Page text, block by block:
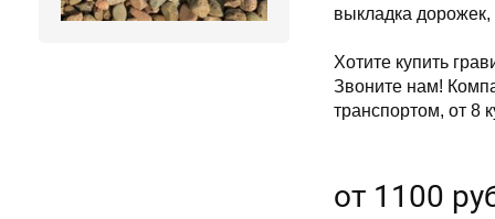
выкладка дорожек,
Хотите купить
Звоните нам!
транспортом, от 8
от 1100